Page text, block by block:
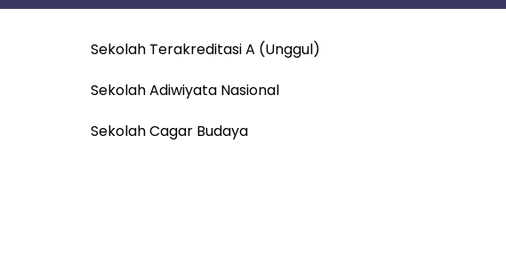
Sekolah Terakreditasi A (Unggul)
Sekolah Adiwiyata Nasional
Sekolah Cagar Budaya